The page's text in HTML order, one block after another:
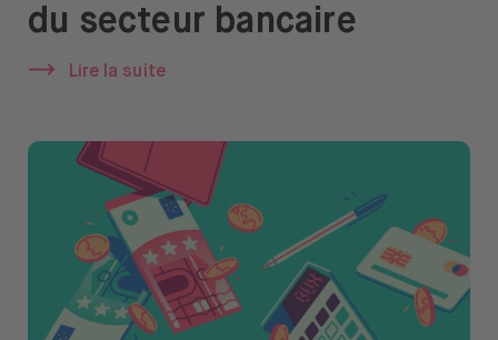
du secteur bancaire
Lire la suite